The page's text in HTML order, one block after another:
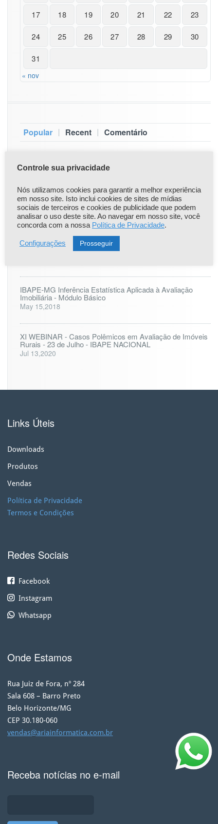
17 18 19 20 21 22 23
24 25 26 27 28 29 30
31
« nov
Popular | Recent | Comentário
Apr 22,2021
ONLINE: LAUDO PERICIAL DE ENGENHARIA - 25 à 27
de agosto
Jul 6,2023
IBAPE-MG - Inferência Estatística Aplicada à Avaliação
Imobiliária - Módulo Avançado
IBAPE-MG Inferência Estatística Aplicada à Avaliação
Imobiliária - Módulo Básico
May 15,2018
XI WEBINAR - Casos Polêmicos em Avaliação de Imóveis
Rurais - 23 de Julho - IBAPE NACIONAL
Jul 13,2020
Links Úteis
Downloads
Produtos
Vendas
Política de Privacidade
Termos e Condições
Redes Sociais
Facebook
Instagram
Whatsapp
Onde Estamos
Rua Juiz de Fora, nº 284
Sala 608 – Barro Preto
Belo Horizonte/MG
CEP 30.180-060
vendas@ariainformatica.com.br
Receba notícias no e-mail
Controle sua privacidade
Nós utilizamos cookies para garantir a melhor experiência
em nosso site. Isto inclui cookies de sites de mídias
sociais de terceiros e cookies de publicidade que podem
analisar o uso deste site. Ao navegar em nosso site, você
concorda com a nossa Política de Privacidade.
Configurações Prosseguir